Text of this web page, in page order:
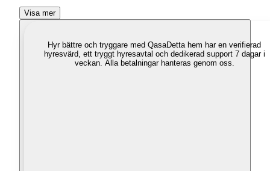
Visa mer
Hyr bättre och tryggare med QasaDetta hem har en verifierad
hyresvärd, ett tryggt hyresavtal och dedikerad support 7 dagar i
veckan. Alla betalningar hanteras genom oss.